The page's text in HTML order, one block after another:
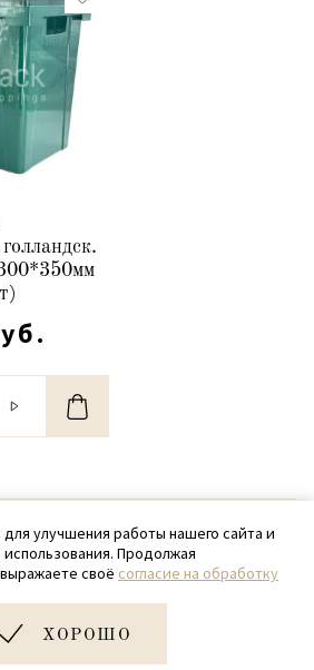
- 2026 SamPack
(918) 699-97-87
разработка сайта
улучшения работы нашего сайта и
Продолжая
своё согласие на обработку
ХОРОШО